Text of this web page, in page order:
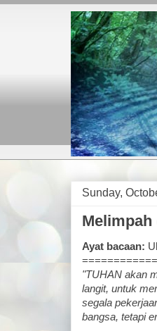
Sunday,
Melimpah
Ayat bacaan:
"TUHAN akan
langit, untuk
segala
bangsa, tetapi